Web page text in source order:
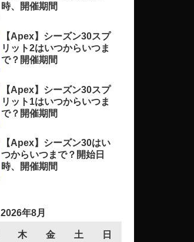
時、開催期間
【Apex】シーズン30スプ
リット2はいつからいつま
で？開催期間
【Apex】シーズン30スプ
リット1はいつからいつま
で？開催期間
【Apex】シーズン30はい
つからいつまで？開始日
時、開催期間
2026年8月
木 金 土 日